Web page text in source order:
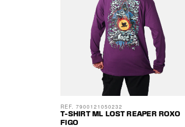
T-SHIRT ML LOST REAPER ROXO
FIGO
REF. 7900121050232